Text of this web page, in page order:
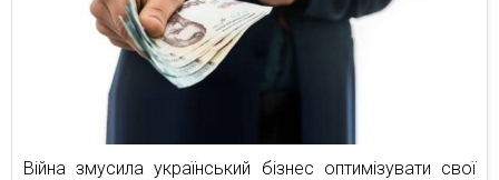
Війна змусила український бізнес оптимізувати свої